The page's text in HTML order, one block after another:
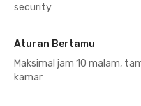
security
Aturan Bertamu
Maksimal jam 10 malam,
kamar